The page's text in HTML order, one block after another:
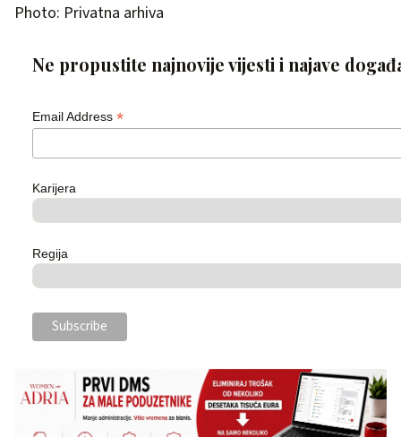
Photo: Privatna arhiva
Ne propustite najnovije vijesti i najave
Email Address *
Karijera
Regija